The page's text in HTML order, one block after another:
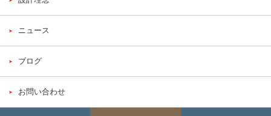
ニュース
ブログ
お問い合わせ